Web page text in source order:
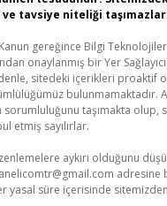
tavsiye niteliği
Kanun gereğince Bilgi
onaylanmış bir Yer
sitedeki içerikleri proaktif
bulunmamaktadır.
sorumluluğunu taşımakta olup,
etmiş sayılırlar.
aykırı olduğunu
adresine
yasal süre içerisinde sitemizden